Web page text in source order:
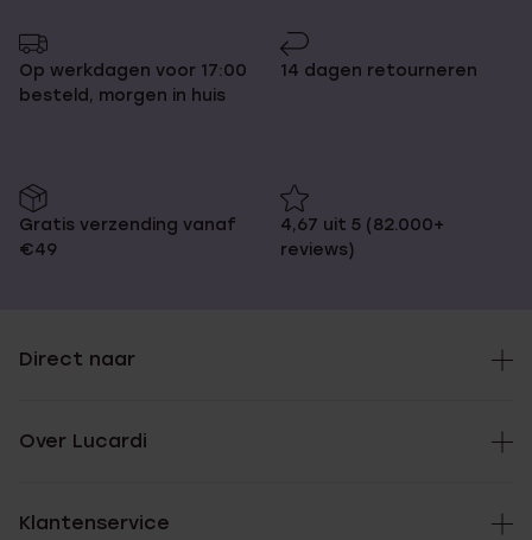
Op werkdagen voor 17:00
besteld, morgen in huis
14 dagen retourneren
Gratis verzending vanaf
€49
4,67 uit 5 (82.000+
reviews)
Direct naar
Over Lucardi
Klantenservice